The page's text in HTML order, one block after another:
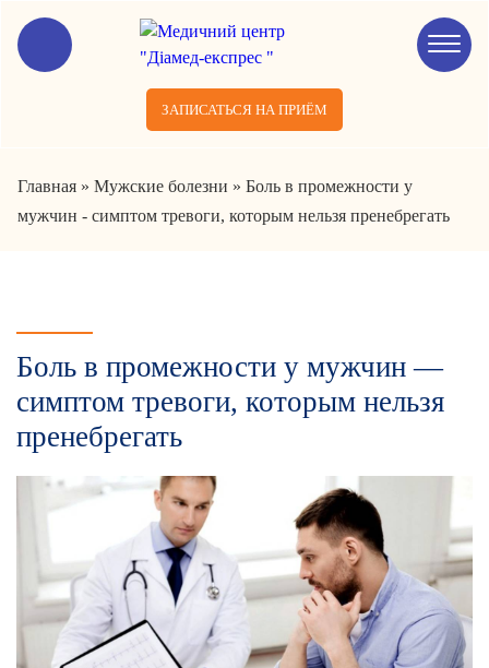
ЗАПИСАТЬСЯ НА ПРИЁМ
Главная » Мужские болезни » Боль в промежности у
мужчин - симптом тревоги, которым нельзя пренебрегать
Боль в промежности у мужчин —
симптом тревоги, которым нельзя
пренебрегать